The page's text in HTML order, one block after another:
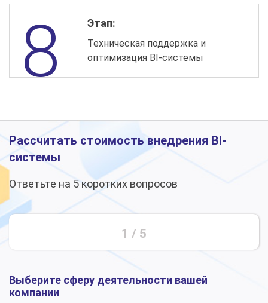
Этап:
Техническая поддержка и
оптимизация BI-системы
Рассчитать стоимость внедрения BI-
системы
Ответьте на 5 коротких вопросов
Выберите сферу деятельности вашей
компании
1 / 5